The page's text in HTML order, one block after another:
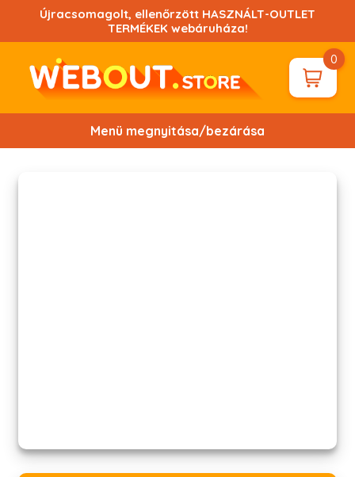
tartalomhoz!
Újracsomagolt, ellenőrzött HASZNÁLT-OUTLET
TERMÉKEK webáruháza!
0
Menü megnyitása/bezárása